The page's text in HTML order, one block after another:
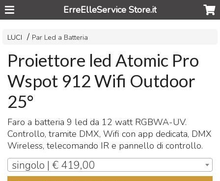
ErreElleService Store.it
LUCI Par Led a Batteria
Proiettore led Atomic Pro
Wspot 912 Wifi Outdoor
25°
Faro a batteria 9 led da 12 watt RGBWA-UV.
Controllo, tramite DMX, Wifi con app dedicata, DMX
Wireless, telecomando IR e pannello di controllo.
singolo | € 419,00